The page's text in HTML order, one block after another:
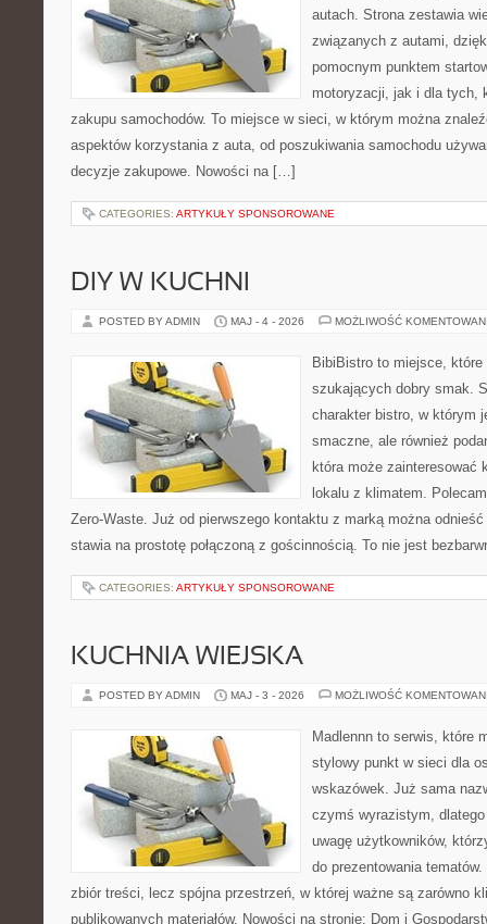
autach. Strona zestawia
związanych z autami,
pomocnym punktem
motoryzacji, jak i dla tych,
zakupu samochodów. To miejsce w sieci, w którym można
aspektów korzystania z auta, od poszukiwania samochodu
decyzje zakupowe. Nowości na […]
CATEGORIES: ARTYKUŁY SPONSOROWANE
DIY W KUCHNI
POSTED BY ADMIN MAJ - 4 - 2026 MOŻLIWOŚĆ
BibiBistro to miejsce,
szukających dobry smak.
charakter bistro, w którym
smaczne, ale również
która może zainteresować
lokalu z klimatem.
Zero-Waste. Już od pierwszego kontaktu z marką można
stawia na prostotę połączoną z gościnnością. To nie jest
CATEGORIES: ARTYKUŁY SPONSOROWANE
KUCHNIA WIEJSKA
POSTED BY ADMIN MAJ - 3 - 2026 MOŻLIWOŚĆ
Madlennn to serwis, które
stylowy punkt w sieci dla
wskazówek. Już sama
czymś wyrazistym,
uwagę użytkowników,
do prezentowania
zbiór treści, lecz spójna przestrzeń, w której ważne są zarówno
publikowanych materiałów. Nowości na stronie: Dom i